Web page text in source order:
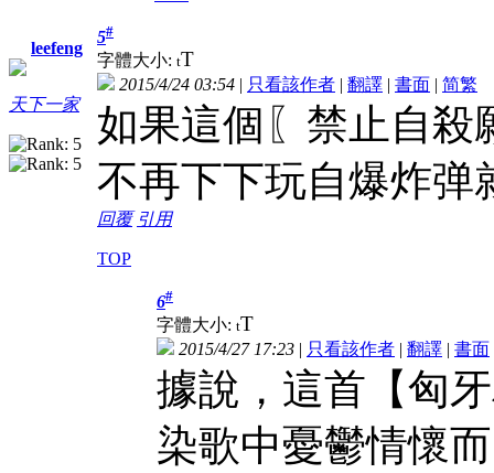
leefeng
天下一家
5#
字體大小: tT
2015/4/24 03:54 | 只看該作者 | 翻譯 | 書面 | 简繁
如果這個〖禁止自殺
不再下下玩自爆炸弹
回覆 引用
TOP
6#
字體大小: tT
2015/4/27 17:23 | 只看該作者 | 翻譯 | 書面
據說，這首【匈
染歌中憂鬱情懷